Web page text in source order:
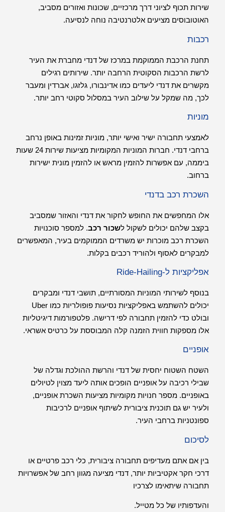
שירות תכוף לציוני דרך מרכזיים, שכונות ואזורים מסביב,
האוטובוסים מציעים אלטרנטיבה נוחה לנסיעה.
רכבות
תחנת הרכבת הממוקמת במרכז של דנדי מחברת את העיר
לרשת הרכבות הסקוטית הרחבה יותר. שירותים רגילים
מקשרים את דנדי ליעדים כמו אדינבורו, גלזגו, אברדין ומעבר
לכך, מה שמקל על שילוב העיר במסלול סקוטי רחב יותר.
מוניות
לאמצעי תחבורה ישיר ואישי יותר, מוניות זמינות באופן נרחב
ברחבי דנדי. חברות המוניות המקומיות מציעות שירות 24 שעות
ביממה, עם אפשרות להזמין מראש או להזמין מונית ישירות
ברחוב.
השכרת רכב בדנדי
אלו המחפשים את החופש לחקור את דנדי והאזור שמסביב
בקצב שלהם יכולים לשקול לשכור רכב. למספר סוכנויות
השכרת רכב מוכרות יש משרדים הממוקמים בעיר, המאפשרים
למבקרים לאסוף ולהוריד רכבים בקלות.
אפליקציות ל-Ride-Hailing
בנוסף לשירותי המוניות המסורתיים, תושבי דנדי ומבקרים
יכולים להשתמש באפליקציות נסיעות פופולריות כמו Uber
ובולט כדי להזמין תחבורה לפי דרישה. פלטפורמות דיגיטליות
אלו מספקות חווית הזמנה קלה המבוססת על כרטיס אשראי.
אופניים
השטח השטוח יחסית של דנדי והרשת ההולכת וגדלה של
שבילי רכיבה על אופניים הופכים אותה ליעד מצוין לטיולים
באופניים. מספר חנויות מקומיות מציעות השכרת אופניים,
ולעיר יש גם תוכנית ציבורית לשיתוף אופניים לרכיבות
ספונטניות ברחבי העיר.
לסיכום
בין אם אתם מעדיפים תחבורה ציבורית, כלי רכב פרטיים או
דרכי חקר אקטיביות יותר, דנדי מציעה מגוון רחב של אפשרויות
תחבורה שיתאימו לצרכיו
והעדפותיו של כל מטייל.